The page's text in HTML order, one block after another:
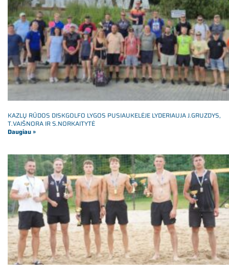
KAZLŲ RŪDOS DISKGOLFO LYGOS PUSIAUKELĖJE LYDERIAUJA J.GRUZDYS,
T.VAIŠNORA IR S.NORKAITYTĖ
Daugiau »